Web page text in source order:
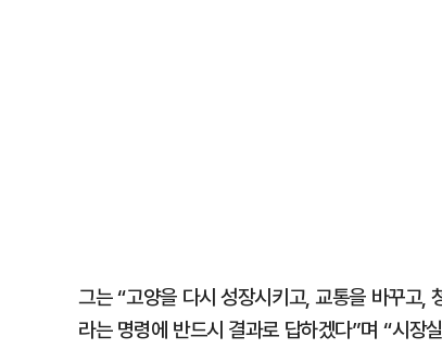
그는 “고양을 다시 성장시키고, 교통을 바꾸고,
라는 명령에 반드시 결과로 답하겠다”며 “시장